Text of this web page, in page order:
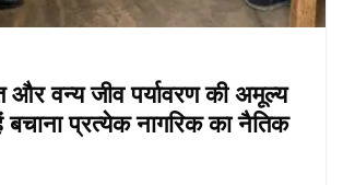
वन्य जीव पर्यावरण की अमूल्य
बचाना प्रत्येक नागरिक का नैतिक